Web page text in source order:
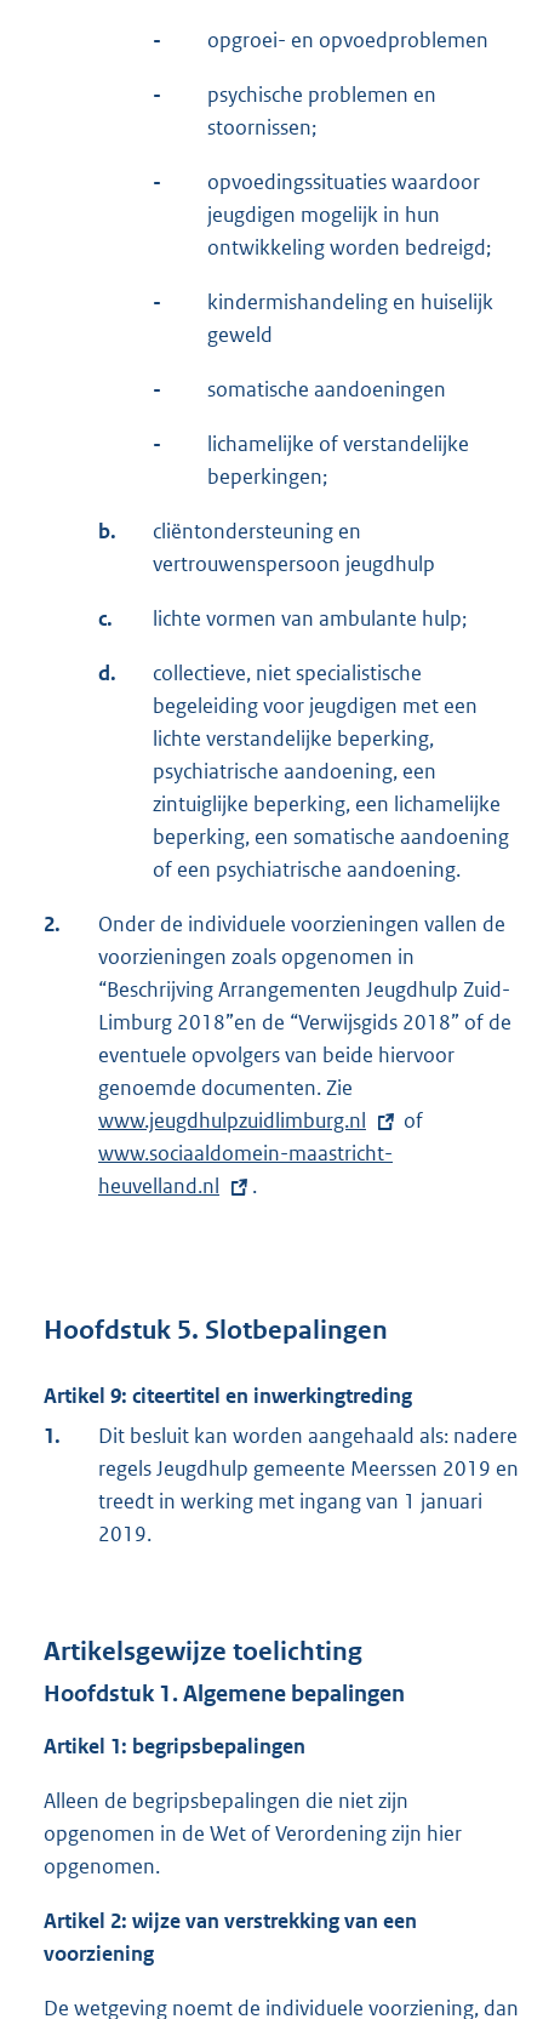
- opgroei- en opvoedproblemen
-
psychische problemen en
stoornissen;
-
opvoedingssituaties waardoor
jeugdigen mogelijk in hun
ontwikkeling worden bedreigd;
-
kindermishandeling en huiselijk
geweld
- somatische aandoeningen
-
lichamelijke of verstandelijke
beperkingen;
b.
cliëntondersteuning en
vertrouwenspersoon jeugdhulp
c. lichte vormen van ambulante hulp;
d.
collectieve, niet specialistische
begeleiding voor jeugdigen met een
lichte verstandelijke beperking,
psychiatrische aandoening, een
zintuiglijke beperking, een lichamelijke
beperking, een somatische aandoening
of een psychiatrische aandoening.
2.
Onder de individuele voorzieningen vallen de
voorzieningen zoals opgenomen in
“Beschrijving Arrangementen Jeugdhulp Zuid-
Limburg 2018”en de “Verwijsgids 2018” of de
eventuele opvolgers van beide hiervoor
genoemde documenten. Zie
x
t
i
:
www.jeugdhulpzuidlimburg.nl of
k
:
www.sociaaldomein-maastricht-
heuvelland.nl
.
Hoofdstuk 5. Slotbepalingen
Artikel 9: citeertitel en inwerkingtreding
1.
Dit besluit kan worden aangehaald als: nadere
regels Jeugdhulp gemeente Meerssen 2019 en
treedt in werking met ingang van 1 januari
2019.
Artikelsgewijze toelichting
Hoofdstuk 1. Algemene bepalingen
Artikel 1: begripsbepalingen
Alleen de begripsbepalingen die niet zijn
opgenomen in de Wet of Verordening zijn hier
opgenomen.
Artikel 2: wijze van verstrekking van een
voorziening
De wetgeving noemt de individuele voorziening, dan